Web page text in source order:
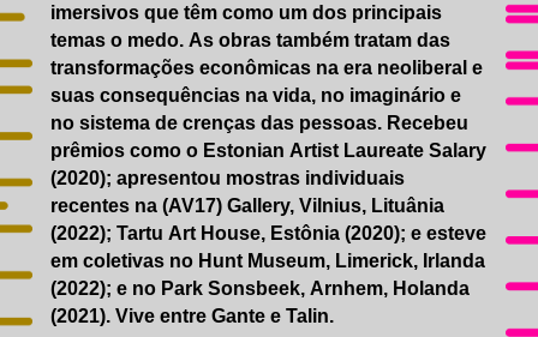
imersivos que têm como um dos principais
temas o medo. As obras também tratam das
transformações econômicas na era neoliberal e
suas consequências na vida, no imaginário e
no sistema de crenças das pessoas. Recebeu
prêmios como o Estonian Artist Laureate Salary
(2020); apresentou mostras individuais
recentes na (AV17) Gallery, Vilnius, Lituânia
(2022); Tartu Art House, Estônia (2020); e esteve
em coletivas no Hunt Museum, Limerick, Irlanda
(2022); e no Park Sonsbeek, Arnhem, Holanda
(2021). Vive entre Gante e Talin.